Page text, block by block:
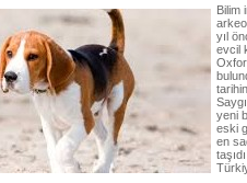
Bilim
yıl
evcil
yeni
eski
en